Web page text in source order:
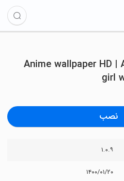
🔥 Anime wallpaper HD |
girl
نصب
۱.۰.۹
۱۴۰۰/۰۱/۲۰